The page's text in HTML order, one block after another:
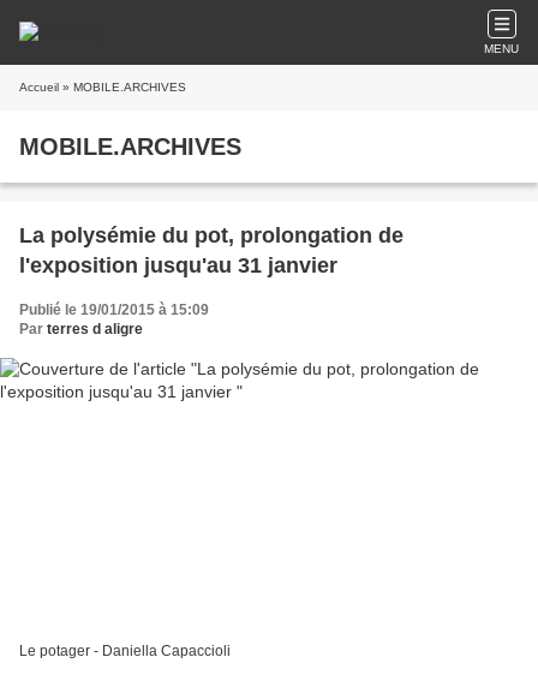
MENU
Accueil » MOBILE.ARCHIVES
MOBILE.ARCHIVES
La polysémie du pot, prolongation de
l'exposition jusqu'au 31 janvier
Publié le 19/01/2015 à 15:09
Par terres d aligre
Le potager - Daniella Capaccioli